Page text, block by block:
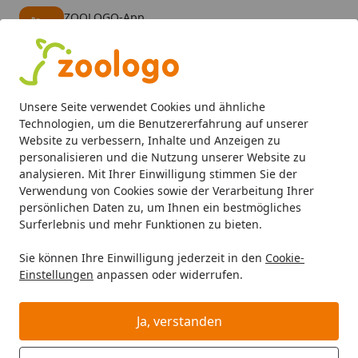
Unsere Seite verwendet Cookies und ähnliche
Technologien, um die Benutzererfahrung auf unserer
Website zu verbessern, Inhalte und Anzeigen zu
personalisieren und die Nutzung unserer Website zu
analysieren. Mit Ihrer Einwilligung stimmen Sie der
Verwendung von Cookies sowie der Verarbeitung Ihrer
persönlichen Daten zu, um Ihnen ein bestmögliches
Surferlebnis und mehr Funktionen zu bieten.
Sie können Ihre Einwilligung jederzeit in den Cookie-
Einstellungen anpassen oder widerrufen.
Ja, verstanden
ZOOLOGO-App
Alle Produkte
Mein Konto
Suchen
Startseite
Aquaristik Aquariumpflanzen Vordergrundpflanzen
Cryptocoryne wendtii 'Broad Leaf'
In-Vitro